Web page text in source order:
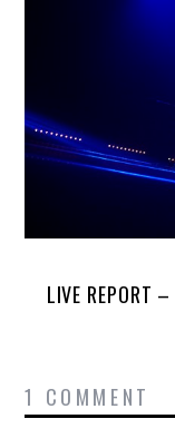
LIVE REPORT
1 COMMENT